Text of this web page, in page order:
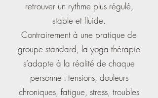
retrouver un rythme plus régulé,
stable et fluide.
Contrairement à une pratique de
groupe standard, la yoga thérapie
s’adapte à la réalité de chaque
personne : tensions, douleurs
chroniques, fatigue, stress, troubles